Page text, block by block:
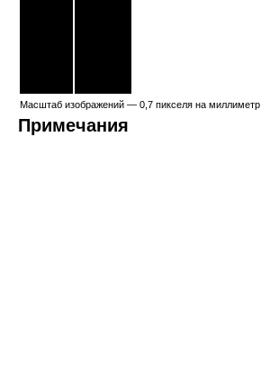
Масштаб изображений — 0,7 пикселя на миллиметр.
Примечания